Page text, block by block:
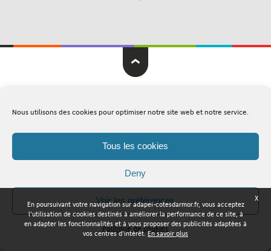
Nous utilisons des cookies pour optimiser notre site web et notre service.
Tous les cookies
Deny
Voir les préférences
Politique de cookies
X
En poursuivant votre navigation sur adapei-cotesdarmor.fr, vous acceptez
l'utilisation de cookies destinés à améliorer la performance de ce site, à
en adapter les fonctionnalités et à vous proposer des publicités adaptées à
vos centres d'intérêt.En savoir plus